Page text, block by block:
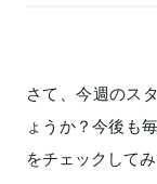
さて、今週のス
ょうか？今後も
をチェックしてみ